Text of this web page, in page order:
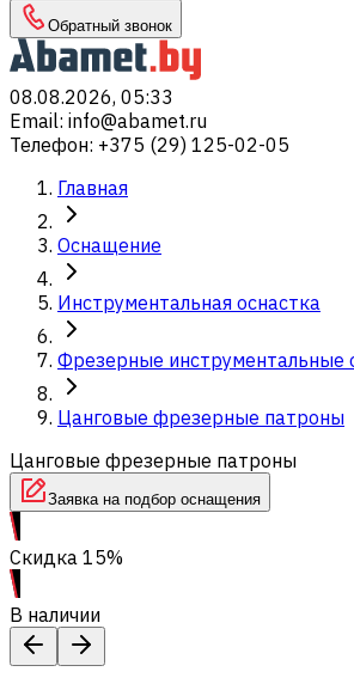
Обратный звонок
08.08.2026, 05:33
Email: info@abamet.ru
Телефон: +375 (29) 125-02-05
Главная
Оснащение
Инструментальная оснастка
Фрезерные инструментальные
Цанговые фрезерные патроны
Цанговые фрезерные патроны
Заявка на подбор оснащения
Скидка 15%
В наличии